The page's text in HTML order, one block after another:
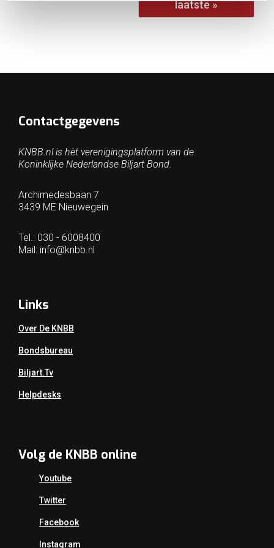
laatste »
Contactgegevens
KNBB.nl is hèt verenigingsplatform van de
Koninklijke Nederlandse Biljart Bond.
Archimedesbaan 7
3439 ME Nieuwegein
Tel.: 030 - 6008400
Mail: info@knbb.nl
Links
Over De KNBB
Bondsbureau
Biljart.tv
Helpdesks
Volg de KNBB online
Youtube
Twitter
Facebook
Instagram